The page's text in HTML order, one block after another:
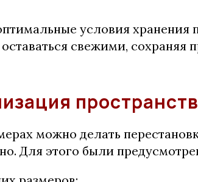
условия хранения
свежими, сохраняя
можно делать
Для этого были